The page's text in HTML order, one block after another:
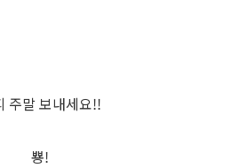
주말 보내세요!!
뿅!